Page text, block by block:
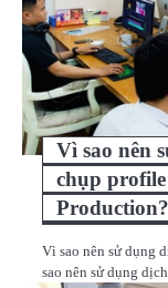
Vì sao nên
chụp
Production?
Vì sao nên sử dụng
sao nên sử dụng